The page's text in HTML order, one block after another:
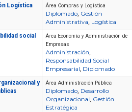
Logística
Área Compras y Logística
Diplomado, Gestión
Administrativa, Logística
social
Área Economía y Administración de
Empresas
Administración,
Responsabilidad Social
Empresarial, Diplomado
y
Área Administración Pública
Diplomado, Desarrollo
Organizacional, Gestión
Estratégica